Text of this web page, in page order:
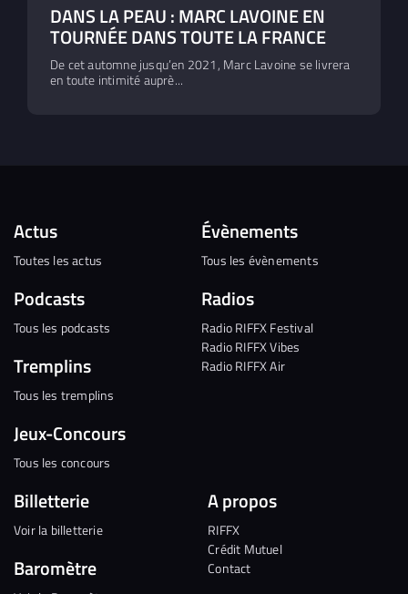
DANS LA PEAU : MARC LAVOINE EN
TOURNÉE DANS TOUTE LA FRANCE
De cet automne jusqu’en 2021, Marc Lavoine se livrera
en toute intimité auprè...
Actus
Toutes les actus
Podcasts
Tous les podcasts
Tremplins
Tous les tremplins
Jeux-Concours
Tous les concours
Évènements
Tous les évènements
Radios
Radio RIFFX Festival
Radio RIFFX Vibes
Radio RIFFX Air
Billetterie
Voir la billetterie
Baromètre
A propos
RIFFX
Crédit Mutuel
Contact